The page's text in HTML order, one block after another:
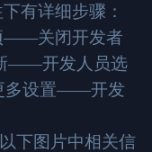
有详细步骤：
——关闭开发者
——开发人员选
多设置——开发
下图片中相关信